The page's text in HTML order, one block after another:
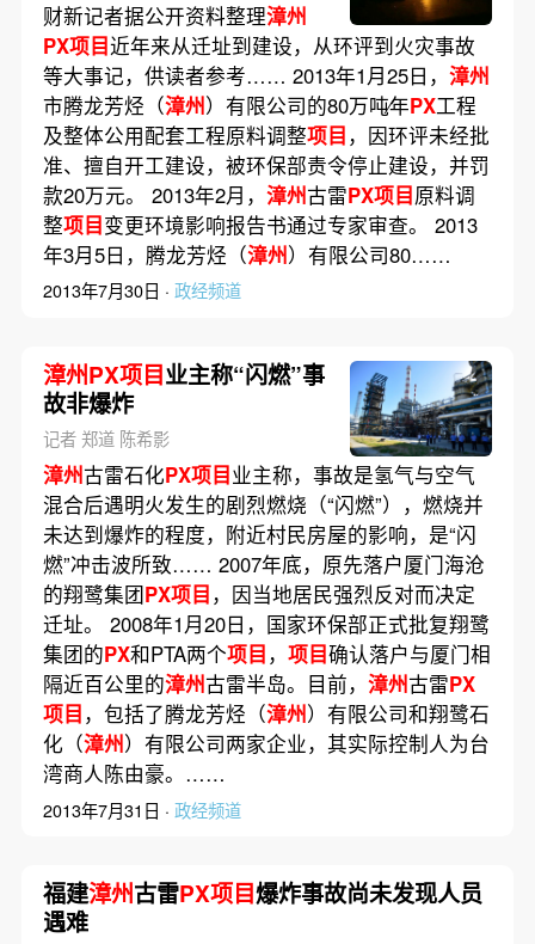
财新记者据公开资料整理漳州
PX项目近年来从迁址到建设，从环评到火灾事故
等大事记，供读者参考…… 2013年1月25日， 漳州
市腾龙芳烃（漳州）有限公司的80万吨∕年PX工程
及整体公用配套工程原料调整项目 ，因环评未经批
准、擅自开工建设，被环保部责令停止建设，并罚
款20万元。 2013年2月， 漳州古雷PX项目原料调
整项目变更环境影响报告书通过专家审查。 2013
年3月5日，腾龙芳烃（漳州）有限公司80……
2013年7月30日 · 政经频道
漳州PX项目业主称“闪燃”事
故非爆炸
记者 郑道 陈希影
漳州古雷石化PX项目业主称，事故是氢气与空气
混合后遇明火发生的剧烈燃烧（“闪燃”），燃烧并
未达到爆炸的程度，附近村民房屋的影响，是“闪
燃”冲击波所致…… 2007年底，原先落户厦门海沧
的翔鹭集团PX项目 ，因当地居民强烈反对而决定
迁址。 2008年1月20日，国家环保部正式批复翔鹭
集团的PX和PTA两个项目 ， 项目确认落户与厦门相
隔近百公里的漳州古雷半岛。目前， 漳州古雷PX
项目 ，包括了腾龙芳烃（漳州）有限公司和翔鹭石
化（漳州）有限公司两家企业，其实际控制人为台
湾商人陈由豪。……
2013年7月31日 · 政经频道
福建漳州古雷PX项目爆炸事故尚未发现人员
遇难